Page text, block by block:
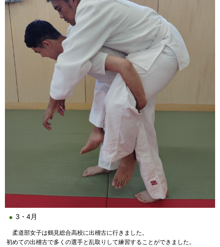
3・4月
柔道部女子は鶴見総合高校に出稽古に行きました。
初めての出稽古で多くの選手と乱取りして練習することができました。